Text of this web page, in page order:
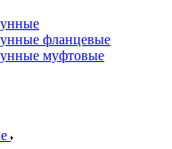
фланцевые
муфтовые